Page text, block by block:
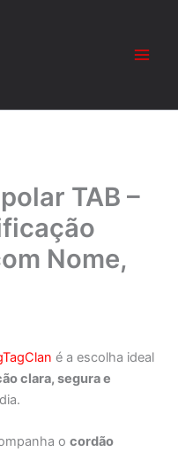
TAB –
Nome,
é a escolha ideal
clara, segura e
ocordão